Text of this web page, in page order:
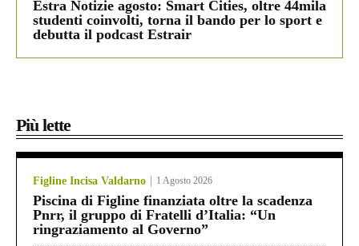
Estra Notizie agosto: Smart Cities, oltre 44mila
studenti coinvolti, torna il bando per lo sport e
debutta il podcast Estrair
Più lette
Figline Incisa Valdarno 1 Agosto 2026
Piscina di Figline finanziata oltre la scadenza
Pnrr, il gruppo di Fratelli d’Italia: “Un
ringraziamento al Governo”